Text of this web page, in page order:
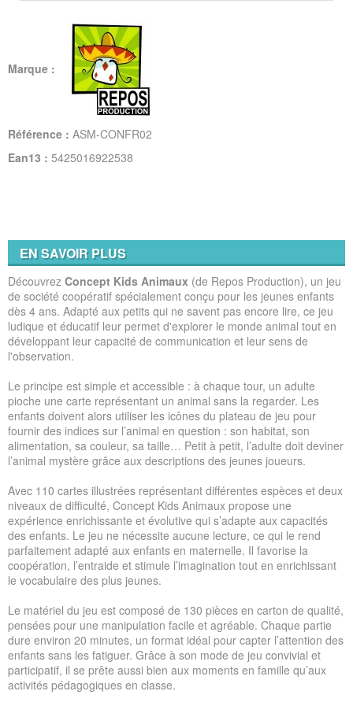
Marque :
Référence : ASM-CONFR02
Ean13 : 5425016922538
EN SAVOIR PLUS
Découvrez Concept Kids Animaux (de Repos Production), un jeu
de société coopératif spécialement conçu pour les jeunes enfants
dès 4 ans. Adapté aux petits qui ne savent pas encore lire, ce jeu
ludique et éducatif leur permet d'explorer le monde animal tout en
développant leur capacité de communication et leur sens de
l'observation.
Le principe est simple et accessible : à chaque tour, un adulte
pioche une carte représentant un animal sans la regarder. Les
enfants doivent alors utiliser les icônes du plateau de jeu pour
fournir des indices sur l’animal en question : son habitat, son
alimentation, sa couleur, sa taille… Petit à petit, l’adulte doit deviner
l’animal mystère grâce aux descriptions des jeunes joueurs.
Avec 110 cartes illustrées représentant différentes espèces et deux
niveaux de difficulté, Concept Kids Animaux propose une
expérience enrichissante et évolutive qui s’adapte aux capacités
des enfants. Le jeu ne nécessite aucune lecture, ce qui le rend
parfaitement adapté aux enfants en maternelle. Il favorise la
coopération, l’entraide et stimule l’imagination tout en enrichissant
le vocabulaire des plus jeunes.
Le matériel du jeu est composé de 130 pièces en carton de qualité,
pensées pour une manipulation facile et agréable. Chaque partie
dure environ 20 minutes, un format idéal pour capter l’attention des
enfants sans les fatiguer. Grâce à son mode de jeu convivial et
participatif, il se prête aussi bien aux moments en famille qu’aux
activités pédagogiques en classe.